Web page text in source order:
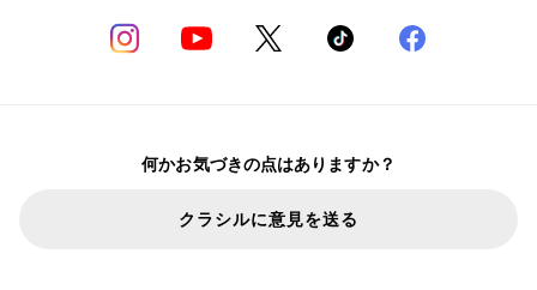
何かお気づきの点はありますか？
クラシルに意見を送る